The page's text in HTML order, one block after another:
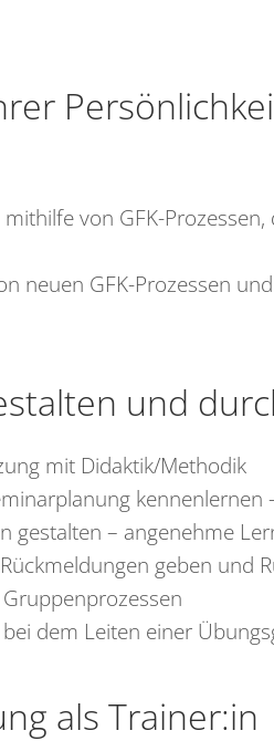
von GFK-
neuen GFK-Prozessen
und
mit Didaktik/Methodik
kennenlernen
gestalten – angenehme
geben und
dem Leiten einer
als Trainer:in